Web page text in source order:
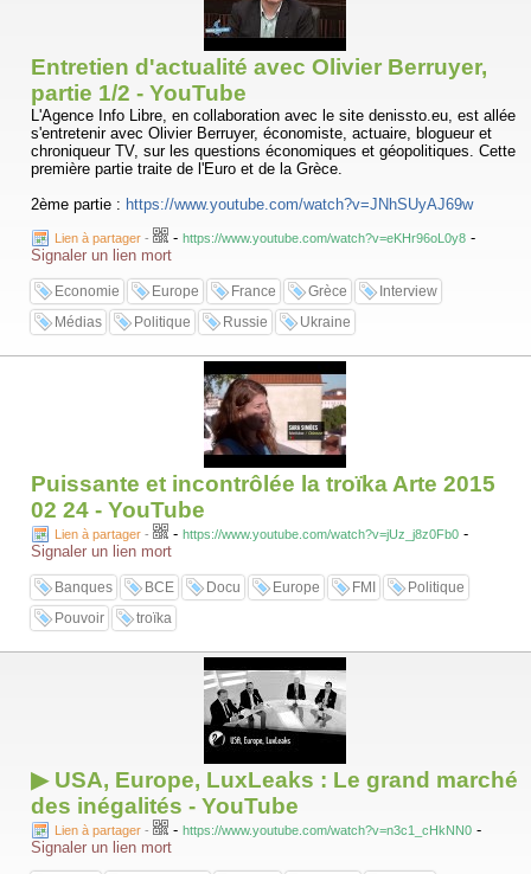
Entretien d'actualité avec Olivier Berruyer,
partie 1/2 - YouTube
L'Agence Info Libre, en collaboration avec le site denissto.eu, est allée
s'entretenir avec Olivier Berruyer, économiste, actuaire, blogueur et
chroniqueur TV, sur les questions économiques et géopolitiques. Cette
première partie traite de l'Euro et de la Grèce.
2ème partie : https://www.youtube.com/watch?v=JNhSUyAJ69w
Lien à partager - - https://www.youtube.com/watch?v=eKHr96oL0y8 -
Signaler un lien mort
Economie Europe France Grèce
Interview
Médias
Politique Russie Ukraine
Puissante et incontrôlée la troïka Arte 2015
02 24 - YouTube
Lien à partager - - https://www.youtube.com/watch?v=jUz_j8z0Fb0 -
Signaler un lien mort
Banques BCE Docu Europe FMI
Politique
Pouvoir
troïka
▶ USA, Europe, LuxLeaks : Le grand marché
des inégalités - YouTube
Lien à partager - - https://www.youtube.com/watch?v=n3c1_cHkNN0 -
Signaler un lien mort